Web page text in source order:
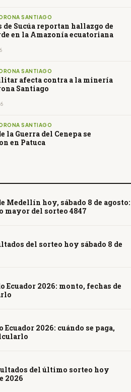
SANTIAGO
Sucúa reportan hallazgo de
en la Amazonía ecuatoriana
SANTIAGO
afecta contra a la minería
Santiago
SANTIAGO
la Guerra del Cenepa se
en Patuca
Medellín hoy, sábado 8 de agosto:
mayor del sorteo 4847
del sorteo hoy sábado 8 de
Ecuador 2026: monto, fechas de
2026: cuándo se paga,
del último sorteo hoy
2026